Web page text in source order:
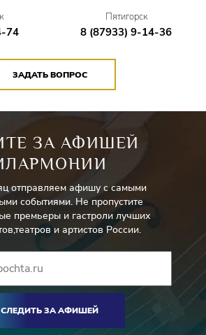
74
Пятигорск
8 (87933) 9-14-36
ЗАДАТЬ ВОПРОС
ЗА АФИШЕЙ
отправляем афишу с самыми
событиями. Не пропустите
премьеры и гастроли лучших
и артистов России.
СЛЕДИТЬ ЗА АФИШЕЙ